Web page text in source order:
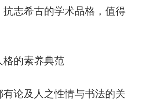
志希古的学术品格，值得
的素养典范
论及人之性情与书法的关